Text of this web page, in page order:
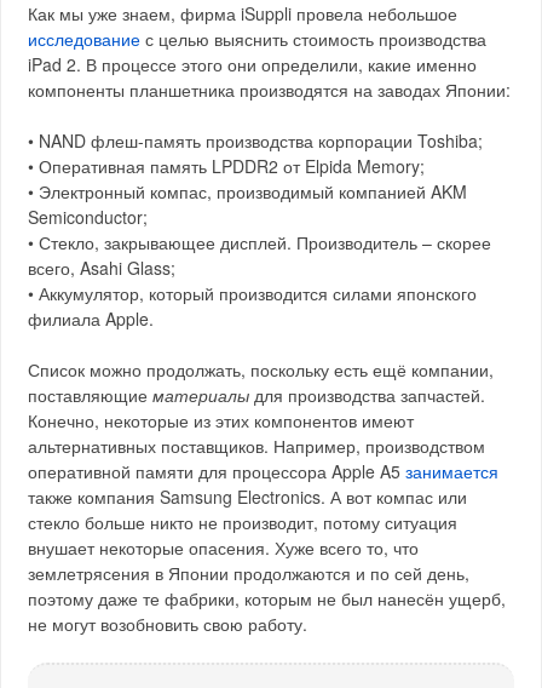
Как мы уже знаем, фирма iSuppli провела небольшое
исследование с целью выяснить стоимость производства
iPad 2. В процессе этого они определили, какие именно
компоненты планшетника производятся на заводах Японии:
• NAND флеш-память производства корпорации Toshiba;
• Оперативная память LPDDR2 от Elpida Memory;
• Электронный компас, производимый компанией AKM
Semiconductor;
• Стекло, закрывающее дисплей. Производитель – скорее
всего, Asahi Glass;
• Аккумулятор, который производится силами японского
филиала Apple.
Список можно продолжать, поскольку есть ещё компании,
поставляющиематериалы для производства запчастей.
Конечно, некоторые из этих компонентов имеют
альтернативных поставщиков. Например, производством
оперативной памяти для процессора Apple A5занимается
также компания Samsung Electronics. А вот компас или
стекло больше никто не производит, потому ситуация
внушает некоторые опасения. Хуже всего то, что
землетрясения в Японии продолжаются и по сей день,
поэтому даже те фабрики, которым не был нанесён ущерб,
не могут возобновить свою работу.